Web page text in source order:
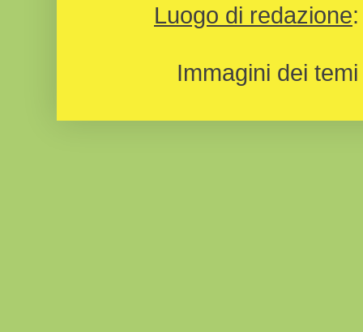
Luogo di redazione
Immagini dei